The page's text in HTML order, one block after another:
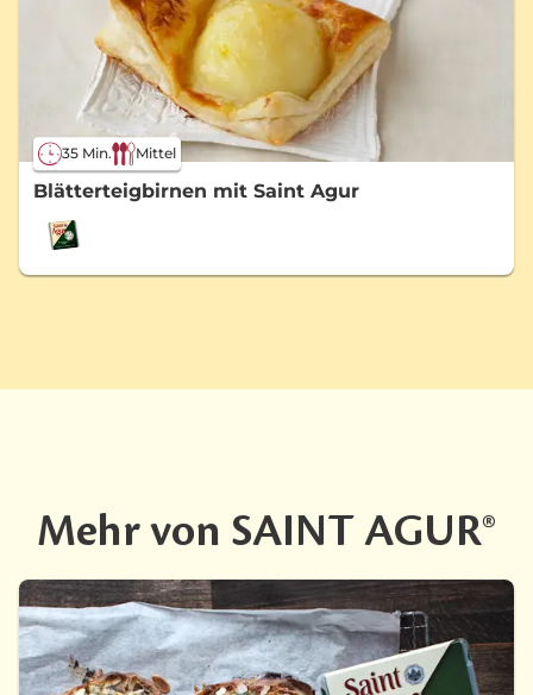
35 Min. Mittel
Blätterteigbirnen mit Saint Agur
Mehr von SAINT AGUR®